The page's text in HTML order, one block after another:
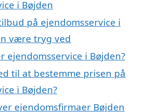
i Bøjden
på ejendomsservice i
være tryg ved
ejendomsservice i Bøjden?
til at bestemme prisen på
i Bøjden?
ejendomsfirmaer Bøjden